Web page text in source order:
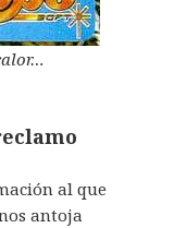
al que
antoja